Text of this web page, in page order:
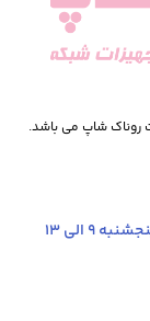
شاپ می باشد.